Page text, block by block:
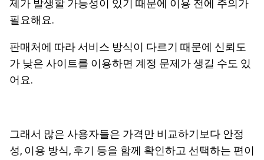
제가 발생할 가능성이 있기 때문에 이용 전에 주의가
필요해요.
판매처에 따라 서비스 방식이 다르기 때문에 신뢰도
가 낮은 사이트를 이용하면 계정 문제가 생길 수도 있
어요.
그래서 많은 사용자들은 가격만 비교하기보다 안정
성, 이용 방식, 후기 등을 함께 확인하고 선택하는 편이